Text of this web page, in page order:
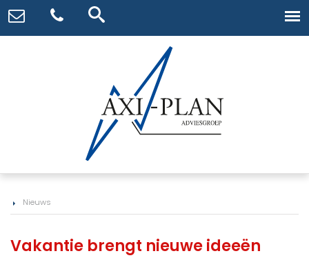
Nieuws
Vakantie brengt nieuwe ideeën